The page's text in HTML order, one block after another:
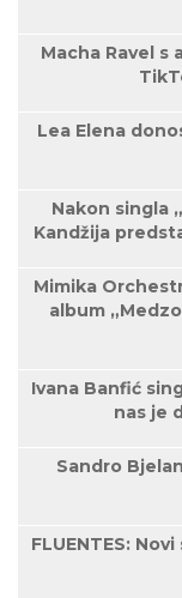
Macha Ravel s
Lea Elena
Nakon singla
Kandžija
Mimika
album
Ivana Banfić
nas je
Sandro
FLUENTES: